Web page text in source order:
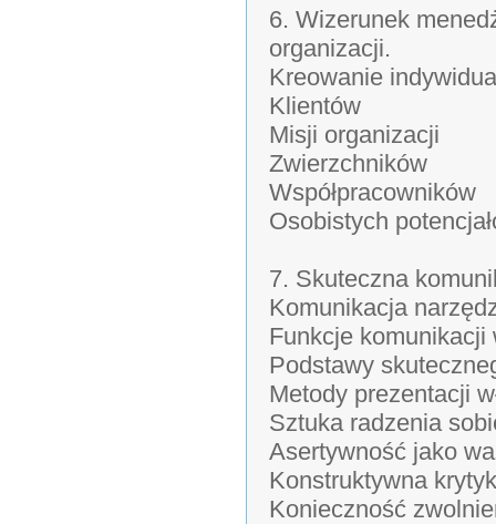
6. Wizerunek
organizacji.
Kreowanie
Klientów
Misji organizacji
Zwierzchników
Współpracowników
Osobistych
7. Skuteczna
Komunikacja
Funkcje
Podstawy
Metody prezentacji
Sztuka radzenia
Asertywność jako
Konstruktywna
Konieczność